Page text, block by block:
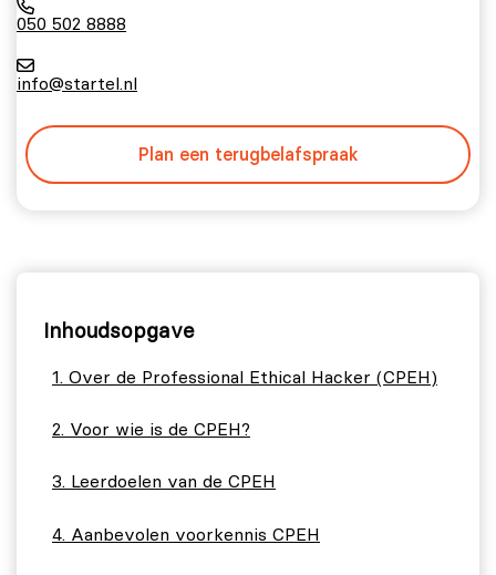
050 502 8888
info@startel.nl
Plan een terugbelafspraak
Inhoudsopgave
Over de Professional Ethical Hacker (CPEH)
Voor wie is de CPEH?
Leerdoelen van de CPEH
Aanbevolen voorkennis CPEH